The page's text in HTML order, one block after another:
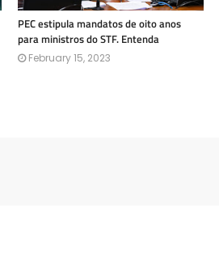
PEC estipula mandatos de oito anos
para ministros do STF. Entenda
February 15, 2023